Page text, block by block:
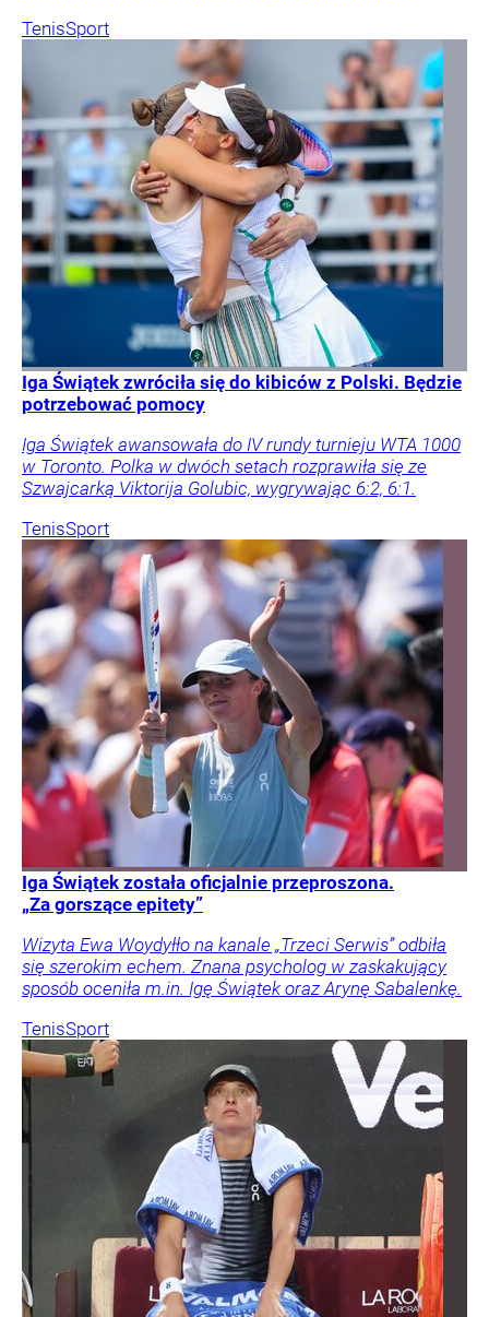
TenisSport
Iga Świątek zwróciła się do kibiców z Polski. Będzie
potrzebować pomocy
Iga Świątek awansowała do IV rundy turnieju WTA 1000
w Toronto. Polka w dwóch setach rozprawiła się ze
Szwajcarką Viktorija Golubic, wygrywając 6:2, 6:1.
TenisSport
Iga Świątek została oficjalnie przeproszona.
„Za gorszące epitety”
Wizyta Ewa Woydyłło na kanale „Trzeci Serwis” odbiła
się szerokim echem. Znana psycholog w zaskakujący
sposób oceniła m.in. Igę Świątek oraz Arynę Sabalenkę.
TenisSport